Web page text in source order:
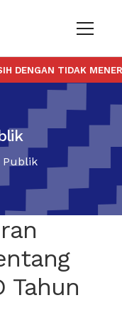
DENGAN TIDAK
Publik
Tahun